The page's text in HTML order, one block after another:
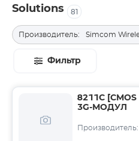
Solutions
81
Производитель:
Фильтр
8211C
3G-МОДУЛ
Производитель: